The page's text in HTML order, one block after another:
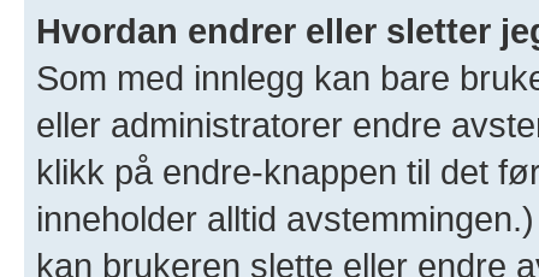
Hvordan endrer eller sletter
Som med innlegg kan bare
eller administratorer endre
klikk på endre-knappen til det
inneholder alltid
kan brukeren slette eller endre